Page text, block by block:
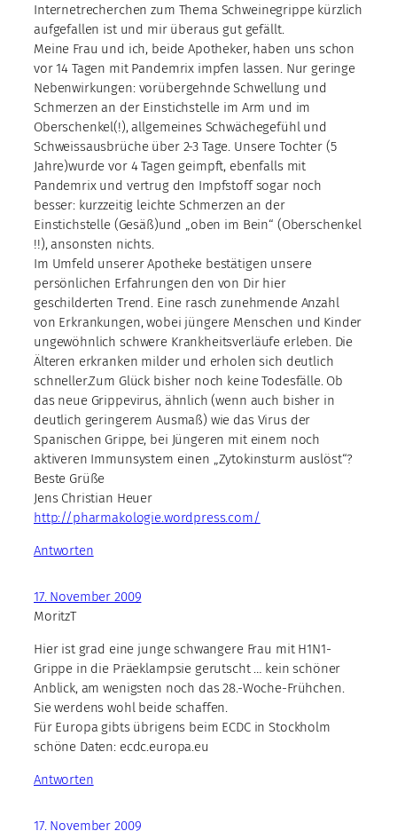
Internetrecherchen zum Thema Schweinegrippe kürzlich
aufgefallen ist und mir überaus gut gefällt.
Meine Frau und ich, beide Apotheker, haben uns schon
vor 14 Tagen mit Pandemrix impfen lassen. Nur geringe
Nebenwirkungen: vorübergehnde Schwellung und
Schmerzen an der Einstichstelle im Arm und im
Oberschenkel(!), allgemeines Schwächegefühl und
Schweissausbrüche über 2-3 Tage. Unsere Tochter (5
Jahre)wurde vor 4 Tagen geimpft, ebenfalls mit
Pandemrix und vertrug den Impfstoff sogar noch
besser: kurzzeitig leichte Schmerzen an der
Einstichstelle (Gesäß)und „oben im Bein“ (Oberschenkel
!!), ansonsten nichts.
Im Umfeld unserer Apotheke bestätigen unsere
persönlichen Erfahrungen den von Dir hier
geschilderten Trend. Eine rasch zunehmende Anzahl
von Erkrankungen, wobei jüngere Menschen und Kinder
ungewöhnlich schwere Krankheitsverläufe erleben. Die
Älteren erkranken milder und erholen sich deutlich
schneller.Zum Glück bisher noch keine Todesfälle. Ob
das neue Grippevirus, ähnlich (wenn auch bisher in
deutlich geringerem Ausmaß) wie das Virus der
Spanischen Grippe, bei Jüngeren mit einem noch
aktiveren Immunsystem einen „Zytokinsturm auslöst“?
Beste Grüße
Jens Christian Heuer
http://pharmakologie.wordpress.com/
Antworten
17. November 2009
MoritzT
Hier ist grad eine junge schwangere Frau mit H1N1-
Grippe in die Präeklampsie gerutscht … kein schöner
Anblick, am wenigsten noch das 28.-Woche-Frühchen.
Sie werdens wohl beide schaffen.
Für Europa gibts übrigens beim ECDC in Stockholm
schöne Daten: ecdc.europa.eu
Antworten
17. November 2009